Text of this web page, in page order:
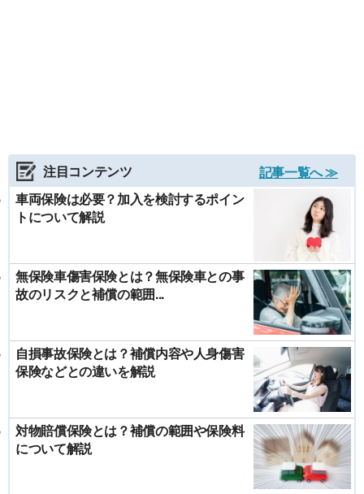
注目コンテンツ
記事一覧へ ≫
車両保険は必要？加入を検討するポイン
トについて解説
無保険車傷害保険とは？無保険車との事
故のリスクと補償の範囲...
自損事故保険とは？補償内容や人身傷害
保険などとの違いを解説
対物賠償保険とは？補償の範囲や保険料
について解説